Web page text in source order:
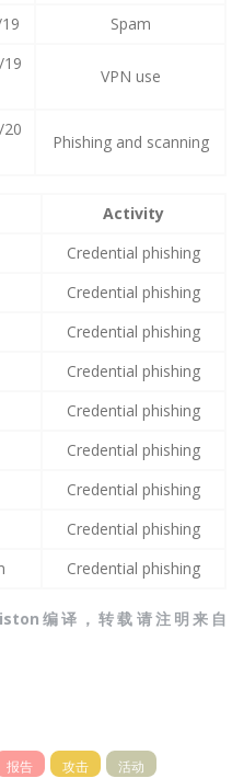
Spam
VPN use
Phishing and scanning
Activity
Credential phishing
Credential phishing
Credential phishing
Credential phishing
Credential phishing
Credential phishing
Credential phishing
Credential phishing
Credential phishing
编译，转载请注明来自
报告 攻击 活动